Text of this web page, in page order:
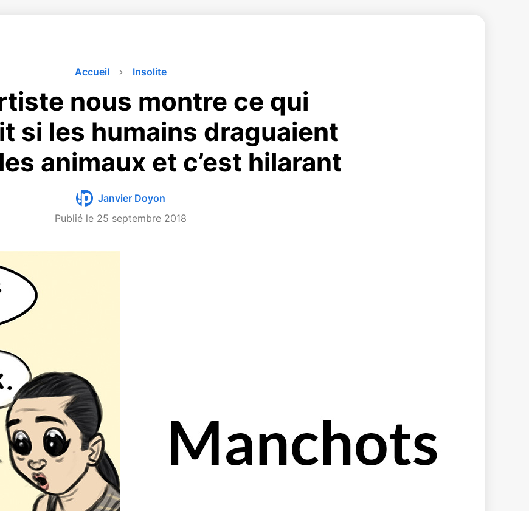
Accueil Insolite
nous montre ce qui
si les humains draguaient
animaux et c’est hilarant
Janvier Doyon
Publié le 25 septembre 2018